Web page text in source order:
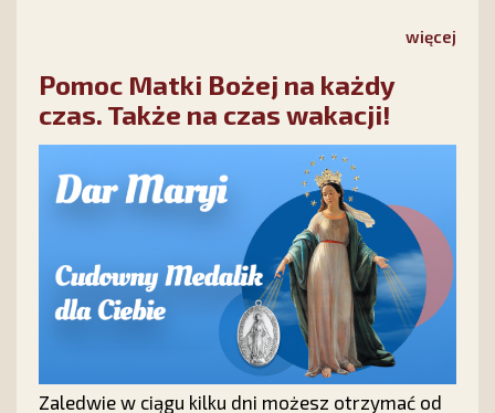
nie tracić nadziei na ich powrót do Chrystusa.więcej
Pomoc Matki Bożej na każdy
czas. Także na czas wakacji!
Zaledwie w ciągu kilku dni możesz otrzymać od